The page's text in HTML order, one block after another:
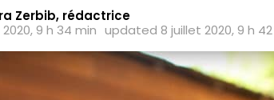
Zerbib, rédactrice
9 h 34 min updated 8 juillet 2020, 9 h